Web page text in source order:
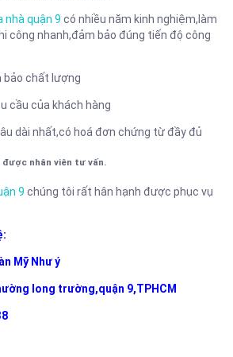
nhà quận 9 có nhiều năm kinh nghiệm,làm
công nhanh,đảm bảo đúng tiến độ công
bảo chất lượng
cầu của khách hàng
dài nhất,có hoá đơn chứng từ đầy đủ
được nhân viên tư vấn.
9 chúng tôi rất hân hạnh được phục vụ
Mỹ Như ý
long trường,quận 9,TPHCM